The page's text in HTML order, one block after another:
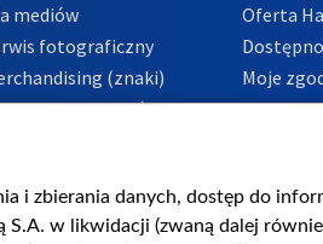
mediów
fotograficzny
(znaki)
Prywatności
Oferta
Moje
i zbierania danych, dostęp do
w likwidacji (zwaną dalej